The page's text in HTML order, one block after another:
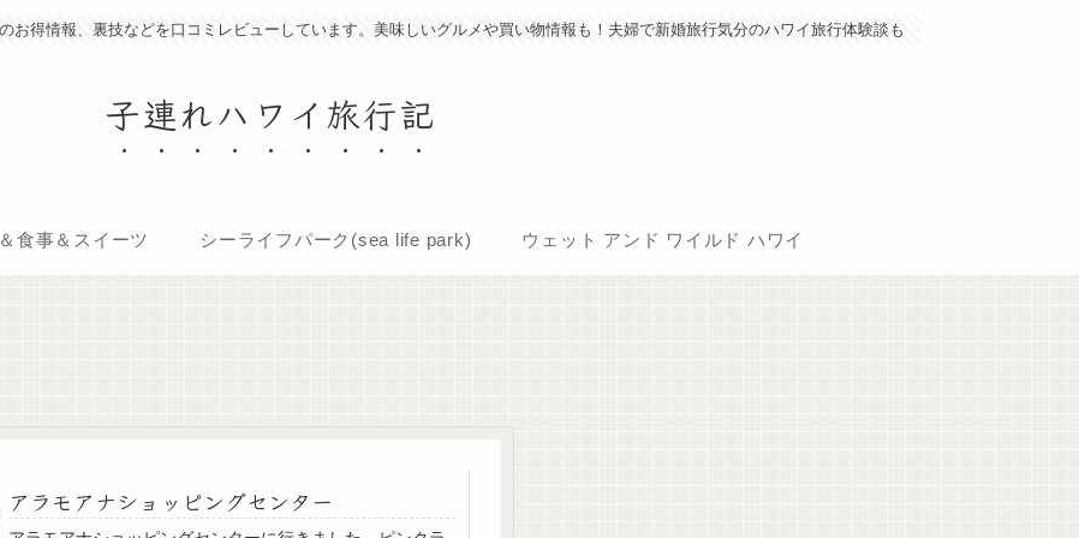
お得情報、裏技などを口コミレビューしています。美味しいグルメや買い物情報も！夫婦で新婚旅行気分のハワイ旅行体験談も
子連れハワイ旅行記
食事＆スイーツ シーライフパーク(sea life park) ウェット アンド ワイルド ハワイ
アラモアナショッピングセンター